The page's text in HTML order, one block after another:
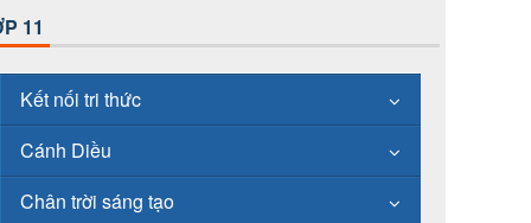
11
Kết nối tri thức
Cánh Diều
Chân trời sáng tạo